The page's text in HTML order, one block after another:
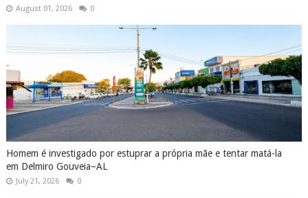
August 01, 2026 0
Homem é investigado por estuprar a própria mãe e tentar matá-la
em Delmiro Gouveia–AL
July 21, 2026 0